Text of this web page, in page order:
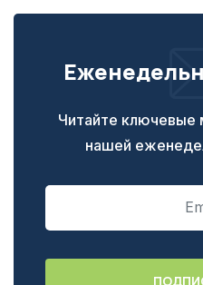
Читайте ключевые
нашей